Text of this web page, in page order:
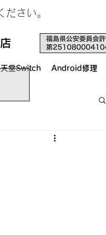
さい。
堂Switch Android修理